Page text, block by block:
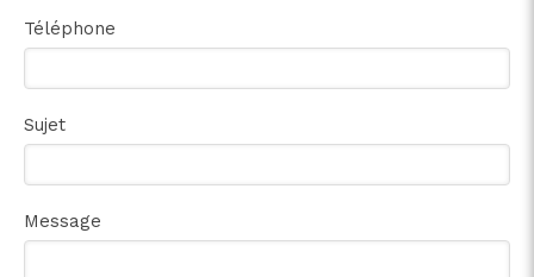
Téléphone
Sujet
Message